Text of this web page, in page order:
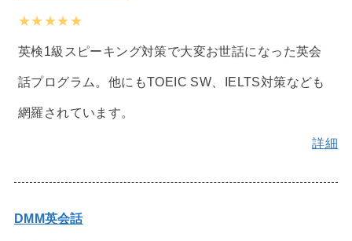
★★★★★
英検1級スピーキング対策で大変お世話になった英会
話プログラム。他にもTOEIC SW、IELTS対策なども
網羅されています。
詳細
DMM英会話